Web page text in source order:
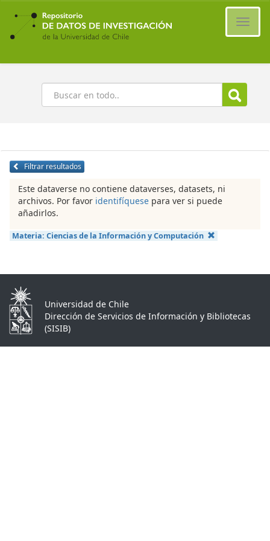
Ir
contenido
principal
Buscar
Filtrar resultados
Este dataverse no contiene dataverses, datasets, ni
archivos. Por favor identifíquese para ver si puede
añadirlos.
Materia: Ciencias de la Información y Computación
Universidad de Chile
Dirección de Servicios de Información y Bibliotecas
(SISIB)